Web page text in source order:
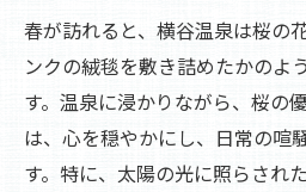
緑が溢れる季節、温
自然の息吹を感じる
秋の横谷温泉紅葉を楽し
紅葉の美しさを楽し
春が訪れると、横谷温泉は桜の
ンクの絨毯を敷き詰めたかのよ
す。温泉に浸かりながら、桜の
は、心を穏やかにし、日常の喧
す。特に、太陽の光に照らされ